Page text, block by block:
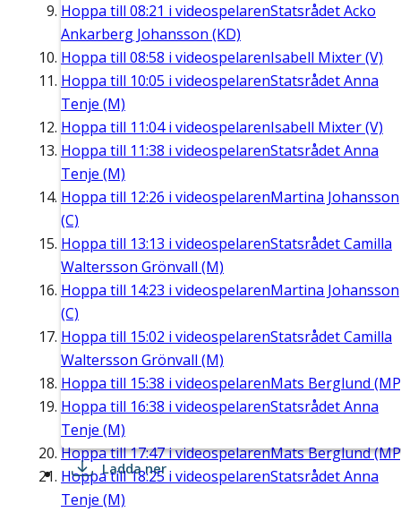
Hoppa till 08:21 i videospelarenStatsrådet Acko
Ankarberg Johansson (KD)
Hoppa till 08:58 i videospelarenIsabell Mixter (V)
Hoppa till 10:05 i videospelarenStatsrådet Anna
Tenje (M)
Hoppa till 11:04i videospelarenIsabell Mixter (V)
Hoppa till 11:38 i videospelarenStatsrådet Anna
Tenje (M)
Hoppa till 12:26 i videospelarenMartina Johansson
(C)
Hoppa till 13:13 i videospelarenStatsrådet Camilla
Waltersson Grönvall (M)
Hoppa till 14:23 i videospelarenMartina Johansson
(C)
Hoppa till 15:02 i videospelarenStatsrådet Camilla
Waltersson Grönvall (M)
Hoppa till 15:38 i videospelarenMats Berglund
Hoppa till 16:38 i videospelarenStatsrådet Anna
Tenje (M)
Hoppa till17:47i videospelarenMats Berglund
Hoppa till18:25 i videospelarenStatsrådet Anna
Tenje (M)
Ladda ner